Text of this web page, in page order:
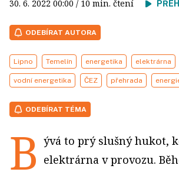
30. 6. 2022 00:00 / 10 min. čtení
ODEBÍRAT AUTORA
Lipno Temelín energetika elektrárna
vodní energetika ČEZ přehrada
ODEBÍRAT TÉMA
B ývá to prý slušný hukot,
elektrárna v provozu.